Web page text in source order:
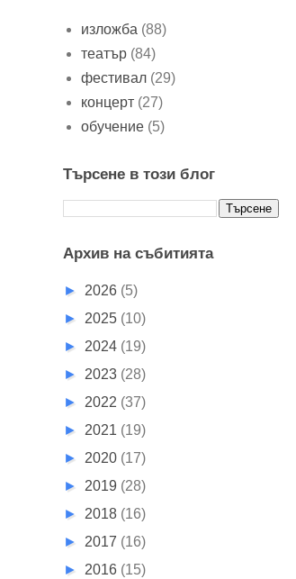
изложба (88)
театър (84)
фестивал (29)
концерт (27)
обучение (5)
Търсене в този блог
Архив на събитията
► 2026 (5)
► 2025 (10)
► 2024 (19)
► 2023 (28)
► 2022 (37)
► 2021 (19)
► 2020 (17)
► 2019 (28)
► 2018 (16)
► 2017 (16)
► 2016 (15)